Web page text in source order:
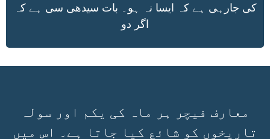
کی جارہی ہے کہ ایسا نہ ہو۔ بات سیدھی سی ہے کہ
اگر دو
معارف فیچر ہر ماہ کی یکم اور سولہ
تاریخوں کو شائع کیا جاتا ہے۔ اس میں